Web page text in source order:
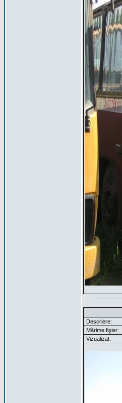
Descriere:
Mărime fişier:
Vizualizat: